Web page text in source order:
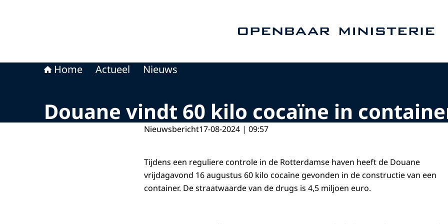
Home Actueel Nieuws
Douane vindt 60 kilo cocaïne in
Nieuwsbericht17-08-2024 | 09:57
Tijdens een reguliere controle in de Rotterdamse haven heeft de Douane
vrijdagavond 16 augustus 60 kilo cocaïne gevonden in de constructie van een
container. De straatwaarde van de drugs is 4,5 miljoen euro.